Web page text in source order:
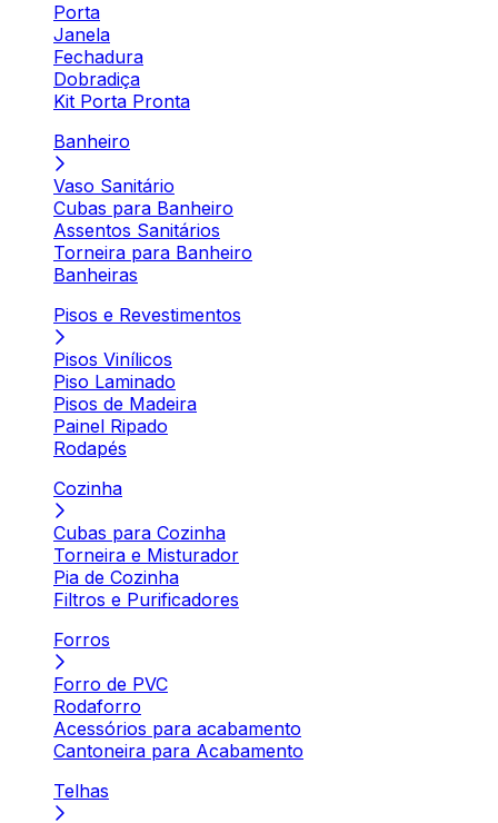
Porta
Janela
Fechadura
Dobradiça
Kit Porta Pronta
Banheiro
Vaso Sanitário
Cubas para Banheiro
Assentos Sanitários
Torneira para Banheiro
Banheiras
Pisos e Revestimentos
Pisos Vinílicos
Piso Laminado
Pisos de Madeira
Painel Ripado
Rodapés
Cozinha
Cubas para Cozinha
Torneira e Misturador
Pia de Cozinha
Filtros e Purificadores
Forros
Forro de PVC
Rodaforro
Acessórios para acabamento
Cantoneira para Acabamento
Telhas